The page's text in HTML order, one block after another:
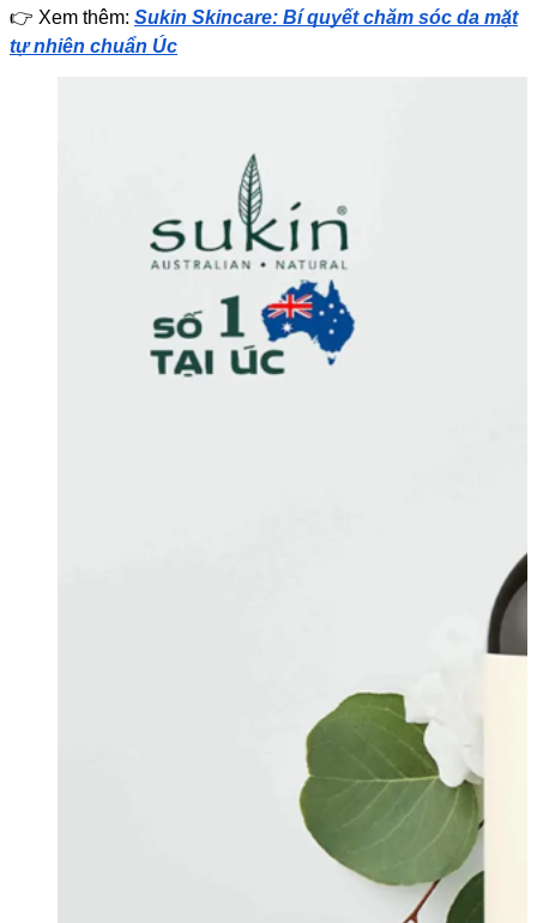
👉 Xem thêm: Sukin Skincare: Bí quyết chăm sóc da mặt
tự nhiên chuẩn Úc